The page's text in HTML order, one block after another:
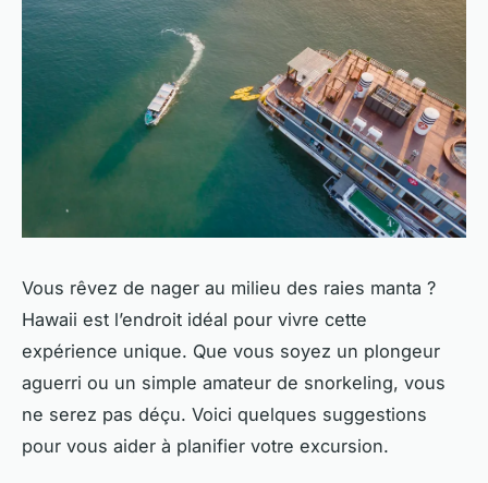
Vous rêvez de nager au milieu des raies manta ?
Hawaii est l’endroit idéal pour vivre cette
expérience unique. Que vous soyez un plongeur
aguerri ou un simple amateur de snorkeling, vous
ne serez pas déçu. Voici quelques suggestions
pour vous aider à planifier votre excursion.